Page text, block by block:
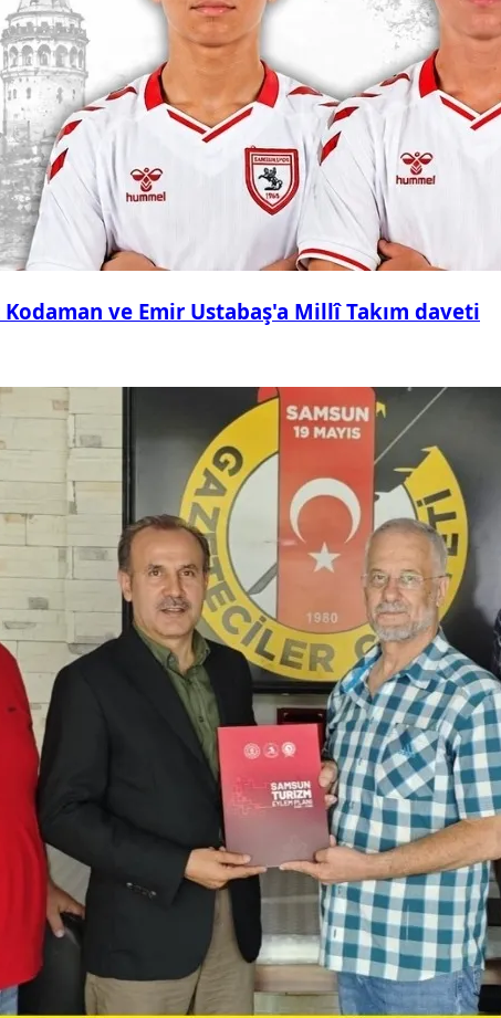
Kodaman ve Emir Ustabaş'a Millî Takım daveti